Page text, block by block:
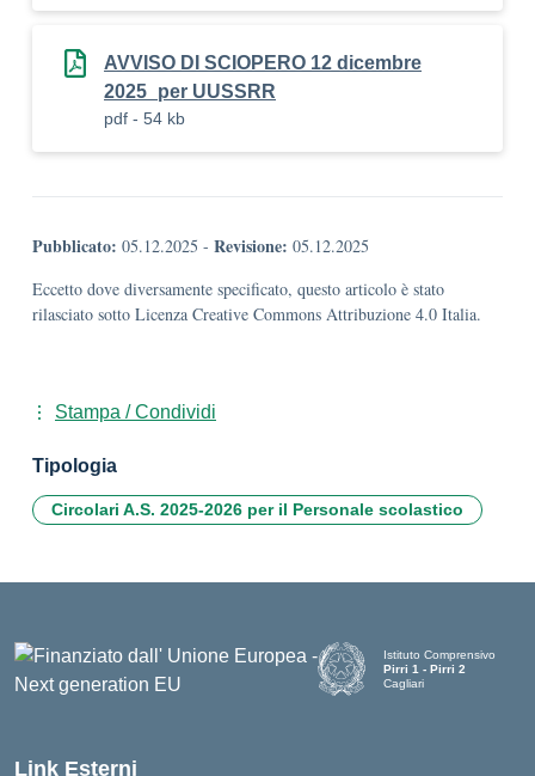
AVVISO DI SCIOPERO 12 dicembre
2025_per UUSSRR
pdf - 54 kb
Pubblicato: 05.12.2025 - Revisione: 05.12.2025
Eccetto dove diversamente specificato, questo articolo è stato
rilasciato sotto Licenza Creative Commons Attribuzione 4.0 Italia.
Stampa / Condividi
Tipologia
Circolari A.S. 2025-2026 per il Personale scolastico
Istituto Comprensivo
Pirri 1 - Pirri 2
Cagliari
Link Esterni